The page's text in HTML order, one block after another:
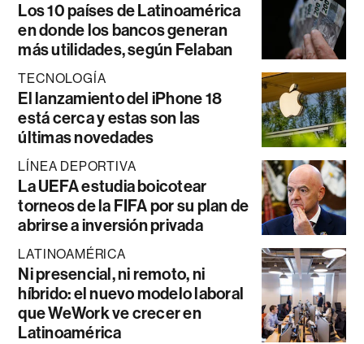
Los 10 países de Latinoamérica
en donde los bancos generan
más utilidades, según Felaban
TECNOLOGÍA
El lanzamiento del iPhone 18
está cerca y estas son las
últimas novedades
LÍNEA DEPORTIVA
La UEFA estudia boicotear
torneos de la FIFA por su plan de
abrirse a inversión privada
LATINOAMÉRICA
Ni presencial, ni remoto, ni
híbrido: el nuevo modelo laboral
que WeWork ve crecer en
Latinoamérica